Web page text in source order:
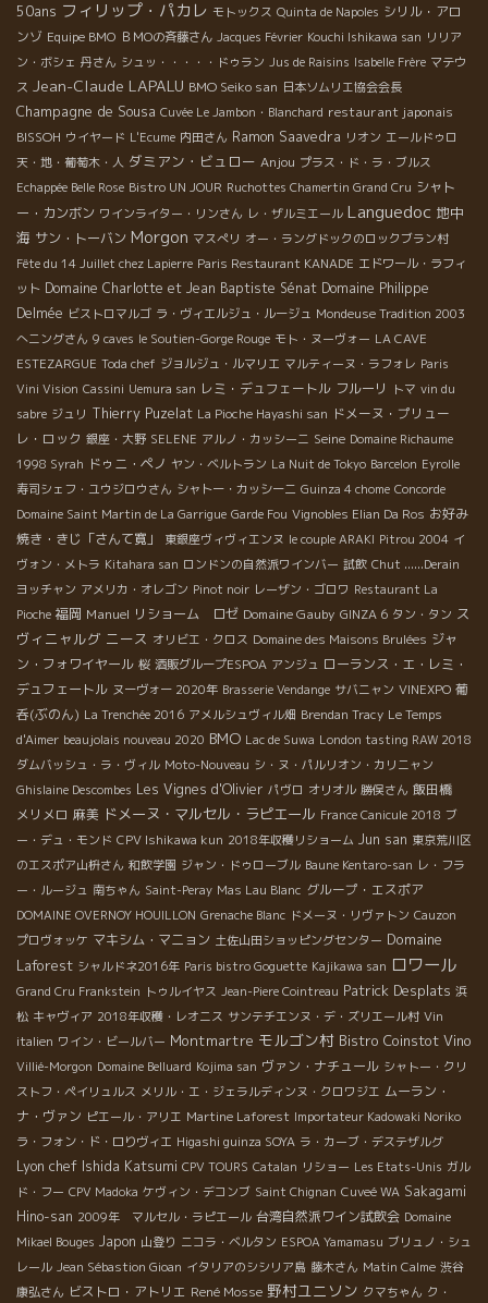
50ans フィリップ・パカレ モトックス Quinta de Napoles シリル・アロ
ンゾ Equipe BMO ＢＭОの斉藤さん Jacques Février Kouchi Ishikawa san リリア
ン・ボシェ 丹さん シュッ・・・・・ドゥラン Jus de Raisins Isabelle Frère マテウ
ス Jean-Claude LAPALU BMO Seiko san 日本ソムリエ協会会長
Champagne de Sousa Cuvée Le Jambon・Blanchard restaurant japonais
BISSOH ウイヤード L'Ecume 内田さん Ramon Saavedra リオン エールドゥロ
天・地・葡萄木・人 ダミアン・ビュロー Anjou プラス・ド・ラ・ブルス
Echappée Belle Rose Bistro UN JOUR Ruchottes Chamertin Grand Cru シャト
ー・カンボン ワインライター・リンさん レ・ザルミエール Languedoc 地中
海 サン・トーバン Morgon マスぺリ オー・ラングドックのロックブラン村
Fête du 14 Juillet chez Lapierre Paris Restaurant KANADE エドワール・ラフィ
ット Domaine Charlotte et Jean Baptiste Sénat Domaine Philippe
Delmée ビストロマルゴ ラ・ヴィエルジュ・ルージュ Mondeuse Tradition 2003
へニングさん 9 caves le Soutien-Gorge Rouge モト・ヌーヴォー LA CAVE
ESTEZARGUE Toda chef ジョルジュ・ルマリエ マルティーヌ・ラフォレ Paris
Vini Vision Cassini Uemura san レミ・デュフェートル フルーリ トマ vin du
sabre ジュリ Thierry Puzelat La Pioche Hayashi san ドメーヌ・プリュー
レ・ロック 銀座・大野 SELENE アルノ・カッシーニ Seine Domaine Richaume
1998 Syrah ドゥニ・ペノ ヤン・ベルトラン La Nuit de Tokyo Barcelon Eyrolle
寿司シェフ・ユウジロウさん シャトー・カッシーニ Guinza 4 chome Concorde
Domaine Saint Martin de La Garrigue Garde Fou Vignobles Elian Da Ros お好み
焼き・きじ「さんて寛」
東銀座ヴィヴィエンヌ le couple ARAKI Pitrou 2004 イ
ヴォン・メトラ Kitahara san ロンドンの自然派ワインバー 試飲 Chut ......Derain
ヨッチャン アメリカ・オレゴン Pinot noir レーザン・ゴロワ Restaurant La
Pioche 福岡 Manuel リショーム ロゼ Domaine Gauby GINZA 6 タン・タン ス
ヴィニャルグ ニース オリビエ・クロス Domaine des Maisons Brulées ジャ
ン・フォワイヤール 桜 酒販グループESPOA アンジュ ローランス・エ・レミ・
デュフェートル ヌーヴォー 2020年 Brasserie Vendange サバニャン VINEXPO 葡
呑(ぶのん) La Trenchée 2016 アメルシュヴィル畑 Brendan Tracy Le Temps
d'Aimer beaujolais nouveau 2020 BMO Lac de Suwa London tasting RAW 2018
ダムバッシュ・ラ・ヴィル Moto-Nouveau シ・ヌ・パルリオン・カリニャン
Ghislaine Descombes Les Vignes d'Olivier パヴロ オリオル 勝俣さん 飯田橋
メリメロ 麻美 ドメーヌ・マルセル・ラピエール France Canicule 2018 ブ
ー・デュ・モンド CPV Ishikawa kun 2018年収穫リショーム Jun san 東京荒川区
のエスポア山枡さん 和飲学園 ジャン・ドゥローブル Baune Kentaro-san レ・フラ
ー・ルージュ 南ちゃん Saint-Peray Mas Lau Blanc グループ・エスポア
DOMAINE OVERNOY HOUILLON Grenache Blanc ドメーヌ・リヴァトン Cauzon
プロヴォッケ マキシム・マニョン 土佐山田ショッピングセンター Domaine
Laforest シャルドネ2016年 Paris bistro Goguette Kajikawa san ロワール
Grand Cru Frankstein トゥルイヤス Jean-Piere Cointreau Patrick Desplats 浜
松 キャヴィア 2018年収穫・レオニス サンテチエンヌ・デ・ズリエール村 Vin
italien ワイン・ビールバー Montmartre モルゴン村 Bistro Coinstot Vino
Villié-Morgon Domaine Belluard Kojima san ヴァン・ナチュール シャトー・クリ
ストフ・ペイリュルス メリル・エ・ジェラルディンヌ・クロワジエ ムーラン・
ナ・ヴァン ピエール・アリエ Martine Laforest Importateur Kadowaki Noriko
ラ・フォン・ド・ロりヴィエ Higashi guinza SOYA ラ・カーブ・デステザルグ
Lyon chef Ishida Katsumi CPV TOURS Catalan リショー Les Etats-Unis ガル
ド・フー CPV Madoka ケヴィン・デコンブ Saint Chignan Cuveé WA Sakagami
Hino-san 2009年 マルセル・ラピエール 台湾自然派ワイン試飲会 Domaine
Mikael Bouges Japon 山登り ニコラ・ベルタン ESPOA Yamamasu ブリュノ・シュ
レール Jean Sébastion Gioan イタリアのシシリア島 藤木さん Matin Calme 渋谷
康弘さん ビストロ・アトリエ René Mosse 野村ユニソン クマちゃん ク・